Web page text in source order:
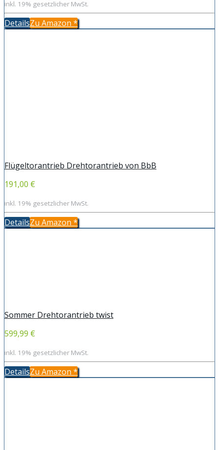
inkl. 19% gesetzlicher MwSt.
DetailsZu Amazon *
Flügeltorantrieb Drehtorantrieb von BbB
191,00 €
inkl. 19% gesetzlicher MwSt.
DetailsZu Amazon *
Sommer Drehtorantrieb twist
599,99 €
inkl. 19% gesetzlicher MwSt.
DetailsZu Amazon *